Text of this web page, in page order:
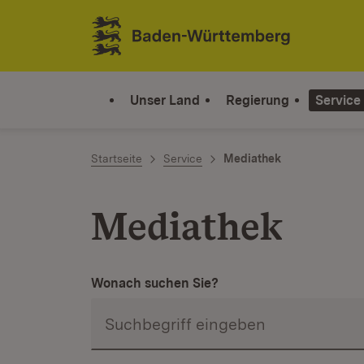
Zum Inhalt springen
Link zur Startseite
Unser Land Regierung Service
Startseite Service Mediathek
Mediathek
Wonach suchen Sie?